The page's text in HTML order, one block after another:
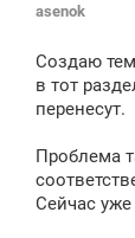
asenok
Создаю
в тот
перенесут.
Проблема
Сейчас уже